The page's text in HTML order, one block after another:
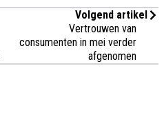
Volgend artikel
Vertrouwen van
consumenten in mei verder
afgenomen